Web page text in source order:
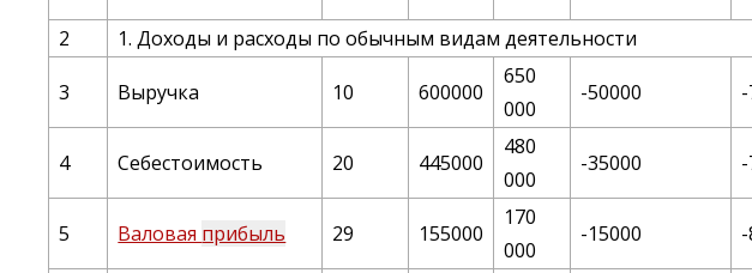
2
1. Доходы и расходы по обычным видам деятельности
3 Выручка 10 600000
650
000
-50000
4 Себестоимость 20 445000
480
000
-35000
5 Валовая прибыль 29 155000
170
000
-15000